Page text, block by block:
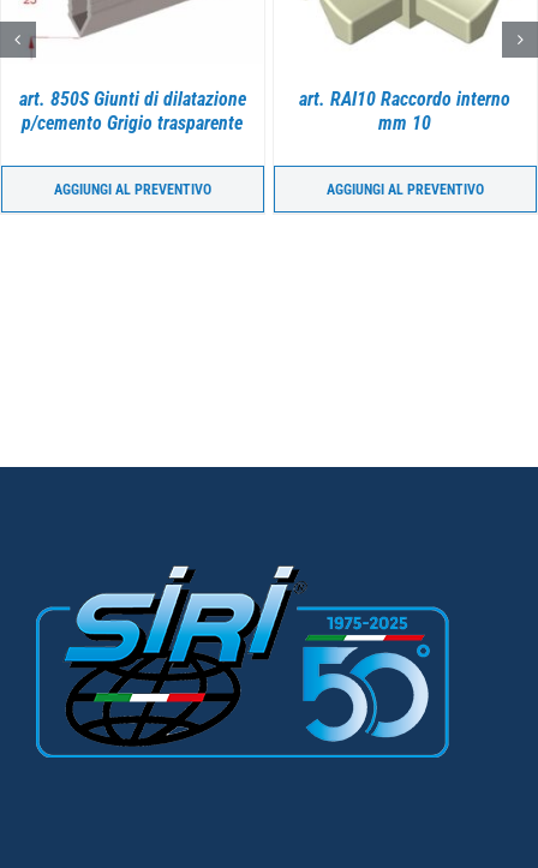
art. 850S Giunti di dilatazione
p/cemento Grigio trasparente
AGGIUNGI AL PREVENTIVO
art. RAI10 Raccordo interno
mm 10
AGGIUNGI AL PREVENTIVO